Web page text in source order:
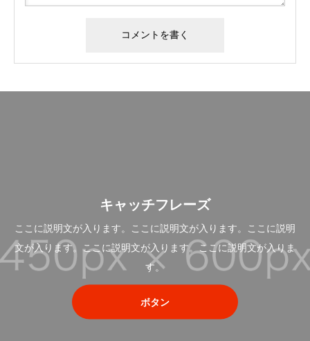
キャッチフレーズ
ここに説明文が入ります。ここに説明文が入ります。ここに説明
文が入ります。ここに説明文が入ります。ここに説明文が入りま
す。
ボタン